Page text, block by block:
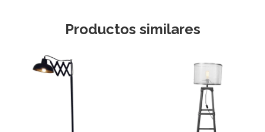
Productos similares